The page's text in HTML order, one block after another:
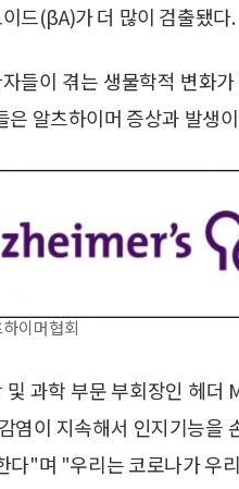
드(βA)가 더 많이 검출됐다.
들이 겪는 생물학적 변화
은 알츠하이머 증상과 발생
이머협회
및 과학 부문 부회장인 헤
염이 지속해서 인지기능을
다"며 "우리는 코로나가 우